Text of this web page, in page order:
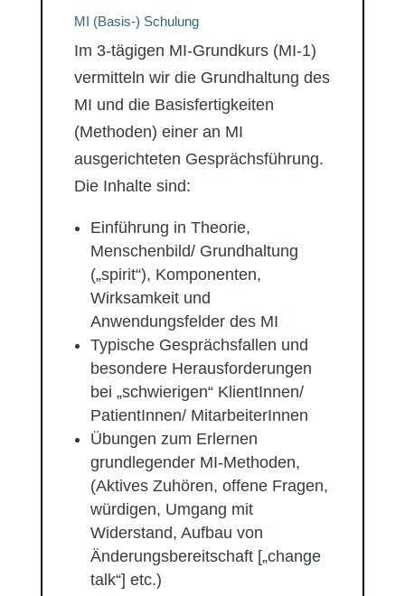
MI (Basis-) Schulung
Im 3-tägigen MI-Grundkurs (MI-1)
vermitteln wir die Grundhaltung des
MI und die Basisfertigkeiten
(Methoden) einer an MI
ausgerichteten Gesprächsführung.
Die Inhalte sind:
Einführung in Theorie,
Menschenbild/ Grundhaltung
(„spirit“), Komponenten,
Wirksamkeit und
Anwendungsfelder des MI
Typische Gesprächsfallen und
besondere Herausforderungen
bei „schwierigen“ KlientInnen/
PatientInnen/ MitarbeiterInnen
Übungen zum Erlernen
grundlegender MI-Methoden,
(Aktives Zuhören, offene Fragen,
würdigen, Umgang mit
Widerstand, Aufbau von
Änderungsbereitschaft [„change
talk“] etc.)